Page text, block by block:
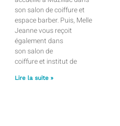
son salon de coiffure et
espace barber. Puis, Melle
Jeanne vous reçoit
également dans
son salon de
coiffure et institut de
Lire la suite »